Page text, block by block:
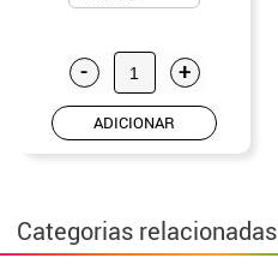
- +
ADICIONAR
Categorias relacionadas